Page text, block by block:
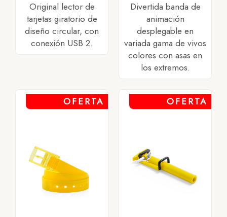
Original lector de
tarjetas giratorio de
diseño circular, con
conexión USB 2.
Divertida banda de
animación
desplegable en
variada gama de vivos
colores con asas en
los extremos.
OFERTA OFERTA